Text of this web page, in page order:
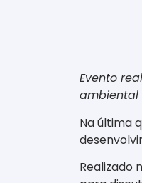
Evento
ambiental
Na última
Realizado